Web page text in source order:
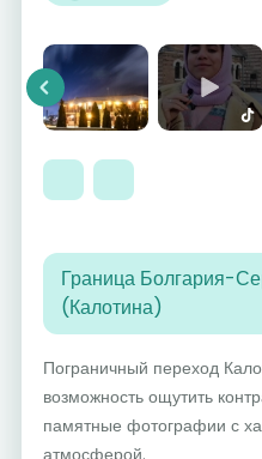
Previous
Граница Болгария-
(Калотина)
Пограничный переход
возможность ощутить
памятные фотографии с